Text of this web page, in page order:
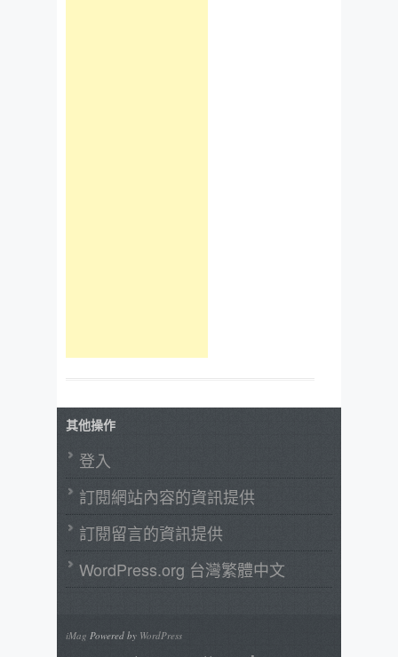
其他操作
登入
訂閱網站內容的資訊提供
訂閱留言的資訊提供
WordPress.org 台灣繁體中文
iMag Powered by WordPress